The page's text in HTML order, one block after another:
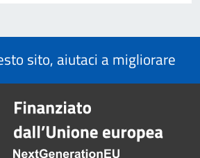
sito, aiutaci a migliorare